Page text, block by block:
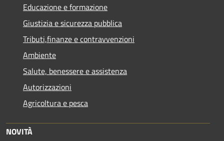
Educazione e formazione
Giustizia e sicurezza pubblica
Tributi,finanze e contravvenzioni
Ambiente
Salute, benessere e assistenza
Autorizzazioni
Agricoltura e pesca
NOVITÀ